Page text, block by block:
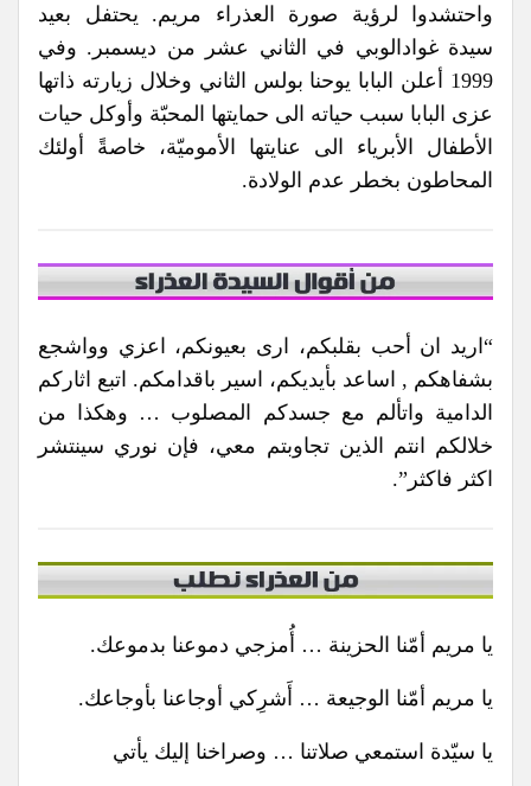
واحتشدوا لرؤية صورة العذراء مريم. يحتفل بعيد
سيدة غوادالوبي في الثاني عشر من ديسمبر. وفي
1999 أعلن البابا يوحنا بولس الثاني وخلال زيارته ذاتها
عزى البابا سبب حياته الى حمايتها المحبّة وأوكل حيات
الأطفال الأبرياء الى عنايتها الأموميّة، خاصةً أولئك
المحاطون بخطر عدم الولادة.
“اريد ان أحب بقلبكم، ارى بعيونكم، اعزي وواشجع
بشفاهكم , اساعد بأيديكم، اسير باقدامكم. اتبع اثاركم
الدامية واتألم مع جسدكم المصلوب … وهكذا من
خلالكم انتم الذين تجاوبتم معي، فإن نوري سينتشر
اكثر فاكثر”.
يا مريم أمّنا الحزينة … أُمزجي دموعنا بدموعك.
يا مريم أمّنا الوجيعة … أَشرِكي أوجاعنا بأوجاعك.
يا سيّدة استمعي صلاتنا … وصراخنا إليك يأتي